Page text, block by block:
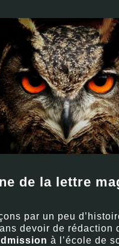
de la lettre
par un peu
devoir de rédaction
à l’école de